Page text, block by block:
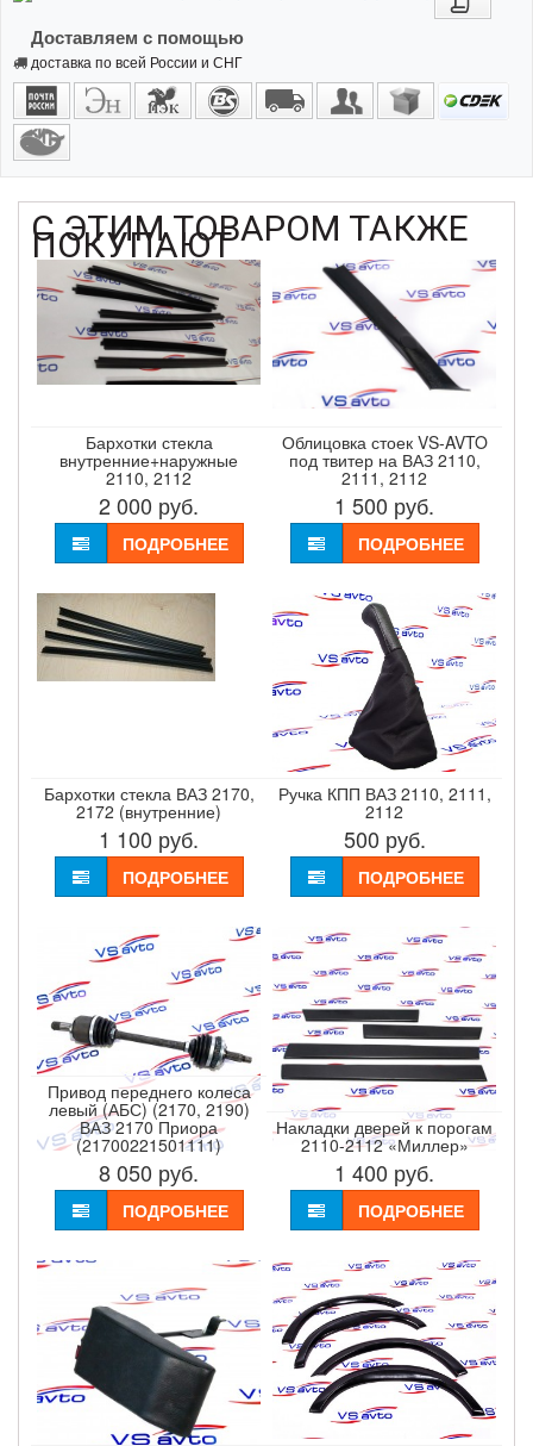
Доставляем с помощью
доставка по всей России и СНГ
С ЭТИМ ТОВАРОМ ТАКЖЕ
ПОКУПАЮТ
Бархотки стекла
внутренние+наружные
2110, 2112
2 000 руб.
ПОДРОБНЕЕ
Облицовка стоек VS-AVTO
под твитер на ВАЗ 2110,
2111, 2112
1 500 руб.
ПОДРОБНЕЕ
Бархотки стекла ВАЗ 2170,
2172 (внутренние)
1 100 руб.
ПОДРОБНЕЕ
Ручка КПП ВАЗ 2110, 2111,
2112
500 руб.
ПОДРОБНЕЕ
Привод переднего колеса
левый (АБС) (2170, 2190)
ВАЗ 2170 Приора
(21700221501111)
8 050 руб.
ПОДРОБНЕЕ
Накладки дверей к порогам
2110-2112 «Миллер»
1 400 руб.
ПОДРОБНЕЕ